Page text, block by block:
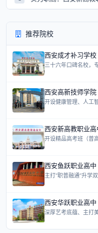
推荐院校
西安成才补习学校
三十六年口碑名校，
西安高新技师学院
开设健康管理、人工
西安新高教职业高
开设精品高考班（普
西安鱼跃职业高中
主打“职普融通”升学
西安华跃职业高中
深厚艺考底蕴、主打